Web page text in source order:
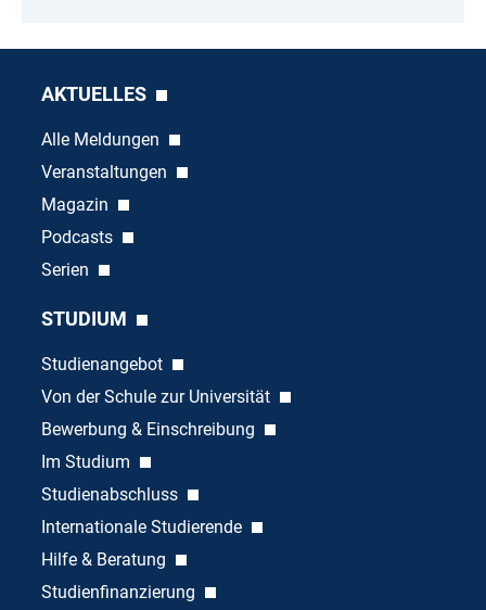
AKTUELLES
Alle Meldungen
Veranstaltungen
Magazin
Podcasts
Serien
STUDIUM
Studienangebot
Von der Schule zur Universität
Bewerbung & Einschreibung
Im Studium
Studienabschluss
Internationale Studierende
Hilfe & Beratung
Studienfinanzierung